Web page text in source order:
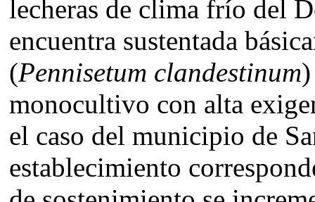
lecheras de clima frío del
encuentra sustentada
(Pennisetum clandestinum
monocultivo con alta
el caso del municipio de
establecimiento